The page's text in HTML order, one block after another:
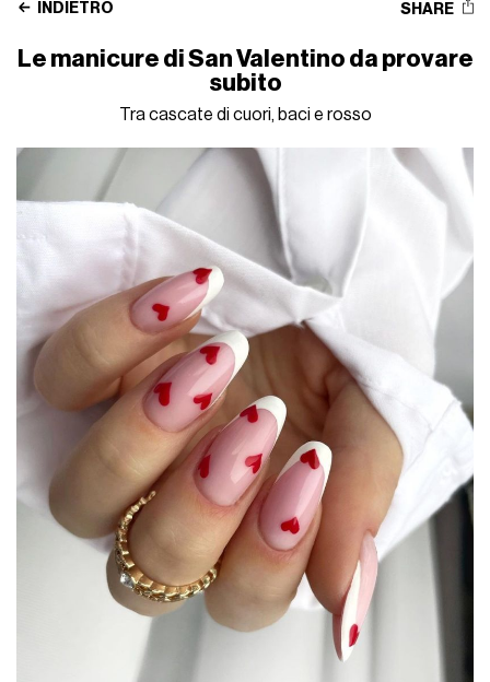
INDIETRO SHARE
Le manicure di San Valentino da provare
subito
Tra cascate di cuori, baci e rosso